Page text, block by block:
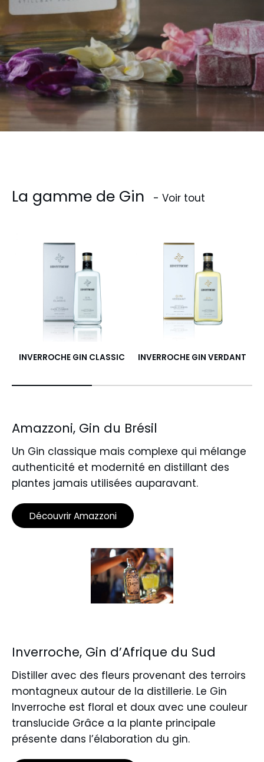
La gamme de Gin - Voir tout
INVERROCHE GIN CLASSIC INVERROCHE GIN VERDANT
Amazzoni, Gin du Brésil
Un Gin classique mais complexe qui mélange
authenticité et modernité en distillant des
plantes jamais utilisées auparavant.
Découvrir Amazzoni
Inverroche, Gin d’Afrique du Sud
Distiller avec des fleurs provenant des terroirs
montagneux autour de la distillerie. Le Gin
Inverroche est floral et doux avec une couleur
translucide Grâce a la plante principale
présente dans l’élaboration du gin.